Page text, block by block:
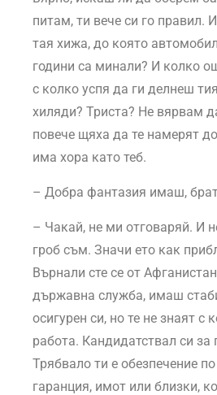
питам, ти вече си го правил.
тая хижа, до която
години са минали? И колко
с колко успя да ги делнеш
хиляди? Триста? Не вярвам
повече щяха да те намерят
има хора като теб.
– Добра фантазия имаш,
– Чакай, не ми отговаряй. И
гроб съм. Значи ето как
Върнали сте се от
държавна служба, имаш
осигурен си, но те не знаят с
работа. Кандидатствал си за
Трябвало ти е обезпечение
гаранция, имот или близки,